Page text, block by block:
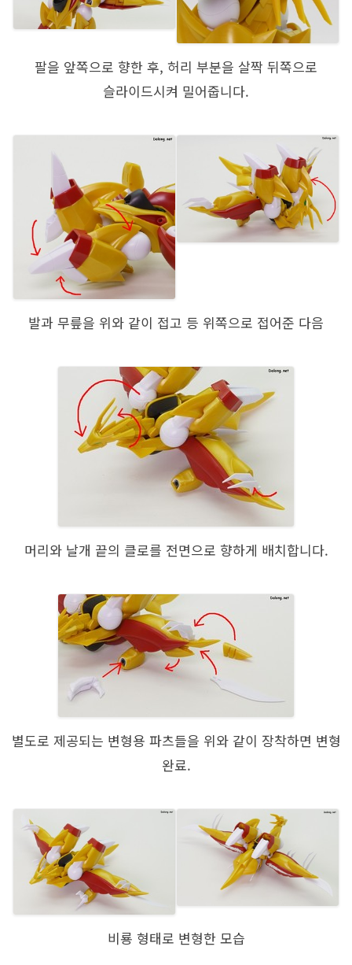
팔을 앞쪽으로 향한 후, 허리 부분을 살짝 뒤쪽으로
슬라이드시켜 밀어줍니다.
발과 무릎을 위와 같이 접고 등 위쪽으로 접어준 다음
머리와 날개 끝의 클로를 전면으로 향하게 배치합니다.
별도로 제공되는 변형용 파츠들을 위와 같이 장착하면 변형
완료.
비룡 형태로 변형한 모습